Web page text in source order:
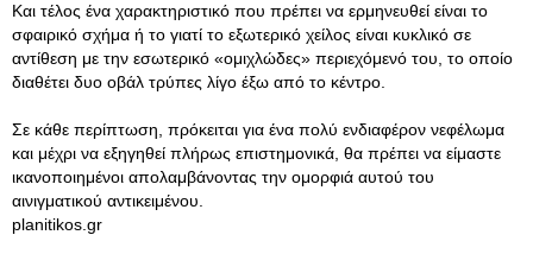
Και τέλος ένα χαρακτηριστικό που πρέπει να ερμηνευθεί είναι το
σφαιρικό σχήμα ή το γιατί το εξωτερικό χείλος είναι κυκλικό σε
αντίθεση με την εσωτερικό «ομιχλώδες» περιεχόμενό του, το οποίο
διαθέτει δυο οβάλ τρύπες λίγο έξω από το κέντρο.
Σε κάθε περίπτωση, πρόκειται για ένα πολύ ενδιαφέρον νεφέλωμα
και μέχρι να εξηγηθεί πλήρως επιστημονικά, θα πρέπει να είμαστε
ικανοποιημένοι απολαμβάνοντας την ομορφιά αυτού του
αινιγματικού αντικειμένου.
planitikos.gr